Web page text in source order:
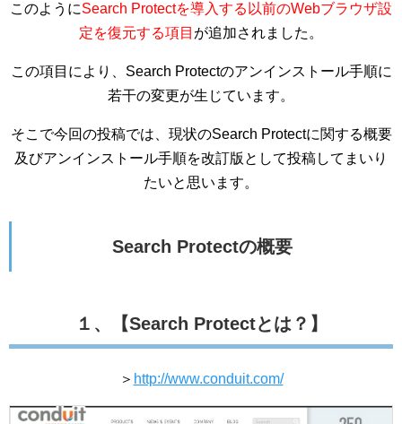
このようにSearch Protectを導入する以前のWebブラウザ設
定を復元する項目 が追加されました。
この項目により、Search Protectのアンインストール手順に
若干の変更が生じています。
そこで今回の投稿では、現状のSearch Protectに関する概要
及びアンインストール手順を改訂版として投稿してまいり
たいと思います。
Search Protectの概要
１、【Search Protectとは？】
＞ http://www.conduit.com/